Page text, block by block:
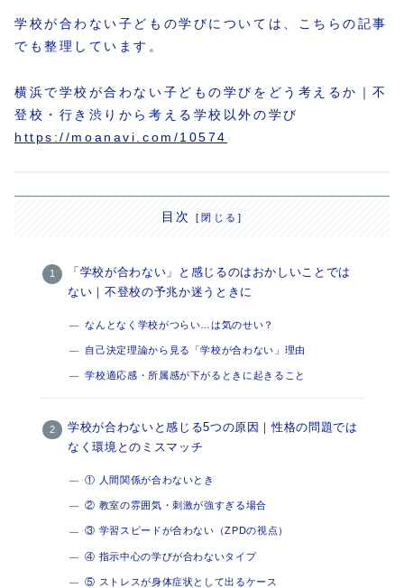
学校が合わない子どもの学びについては、こちらの記事
でも整理しています。
横浜で学校が合わない子どもの学びをどう考えるか｜不
登校・行き渋りから考える学校以外の学び
https://moanavi.com/10574
目次
「学校が合わない」と感じるのはおかしいことでは
ない｜不登校の予兆か迷うときに
なんとなく学校がつらい…は気のせい？
自己決定理論から見る「学校が合わない」理由
学校適応感・所属感が下がるときに起きること
学校が合わないと感じる5つの原因｜性格の問題では
なく環境とのミスマッチ
① 人間関係が合わないとき
② 教室の雰囲気・刺激が強すぎる場合
③ 学習スピードが合わない（ZPDの視点）
④ 指示中心の学びが合わないタイプ
⑤ ストレスが身体症状として出るケース